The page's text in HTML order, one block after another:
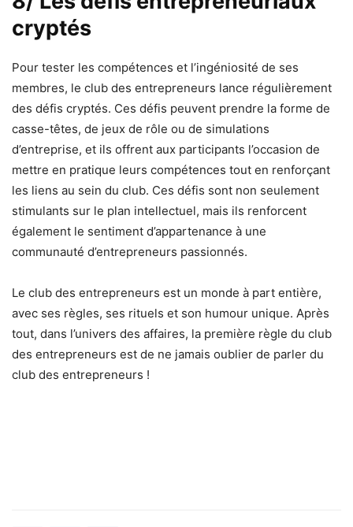
cryptés
Pour tester les compétences et l’ingéniosité de ses
membres, le club des entrepreneurs lance régulièrement
des défis cryptés. Ces défis peuvent prendre la forme de
casse-têtes, de jeux de rôle ou de simulations
d’entreprise, et ils offrent aux participants l’occasion de
mettre en pratique leurs compétences tout en renforçant
les liens au sein du club. Ces défis sont non seulement
stimulants sur le plan intellectuel, mais ils renforcent
également le sentiment d’appartenance à une
communauté d’entrepreneurs passionnés.
Le club des entrepreneurs est un monde à part entière,
avec ses règles, ses rituels et son humour unique. Après
tout, dans l’univers des affaires, la première règle du club
des entrepreneurs est de ne jamais oublier de parler du
club des entrepreneurs !